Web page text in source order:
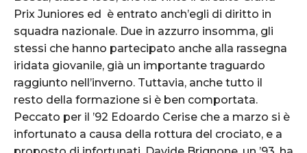
Prix Juniores ed è entrato anch’egli di diritto in
squadra nazionale. Due in azzurro insomma, gli
stessi che hanno partecipato anche alla rassegna
iridata giovanile, già un importante traguardo
raggiunto nell’inverno. Tuttavia, anche tutto il
resto della formazione si è ben comportata.
Peccato per il ’92 Edoardo Cerise che a marzo si è
infortunato a causa della rottura del crociato, e a